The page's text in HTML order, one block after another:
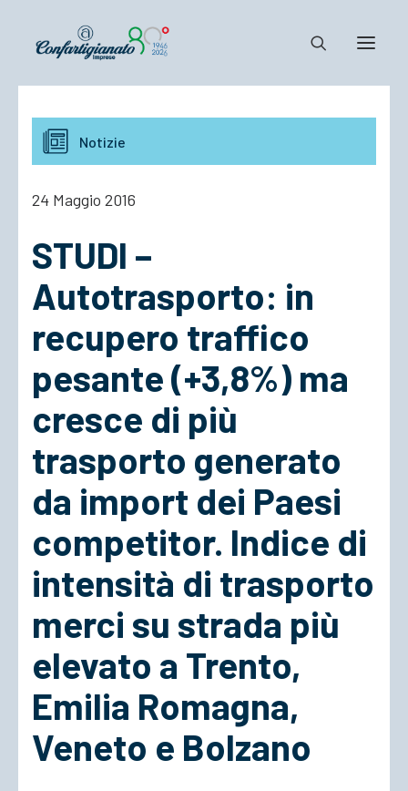
Notizie e Documenti
Confartigianato
Cosa Facciamo
ACCEDI
Notizie
24 Maggio 2016
STUDI –
Autotrasporto: in
recupero traffico
pesante (+3,8%) ma
cresce di più
trasporto generato
da import dei Paesi
competitor. Indice di
intensità di trasporto
merci su strada più
elevato a Trento,
Emilia Romagna,
Veneto e Bolzano